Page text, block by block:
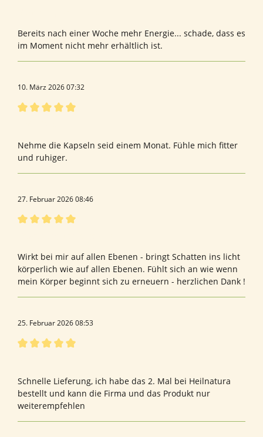
Bereits nach einer Woche mehr Energie... schade, dass es
im Moment nicht mehr erhältlich ist.
10. März 2026 07:32
Nehme die Kapseln seid einem Monat. Fühle mich fitter
und ruhiger.
27. Februar 2026 08:46
Wirkt bei mir auf allen Ebenen - bringt Schatten ins licht
körperlich wie auf allen Ebenen. Fühlt sich an wie wenn
mein Körper beginnt sich zu erneuern - herzlichen Dank !
25. Februar 2026 08:53
Schnelle Lieferung, ich habe das 2. Mal bei Heilnatura
bestellt und kann die Firma und das Produkt nur
weiterempfehlen